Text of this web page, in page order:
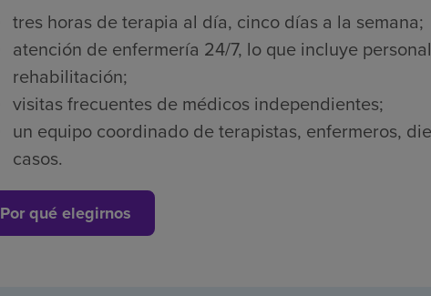
tres horas de terapia al día, cinco días a la semana;
atención de enfermería 24/7, lo que incluye
rehabilitación;
visitas frecuentes de médicos independientes;
un equipo coordinado de terapistas, enfermeros,
casos.
Por qué elegirnos